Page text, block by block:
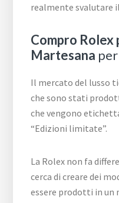
realmente svalutare
Compro Rolex
Martesana
Il mercato del lusso
che sono stati
che vengono
“Edizioni limitate”.
La Rolex non fa
cerca di creare dei
essere prodotti in un